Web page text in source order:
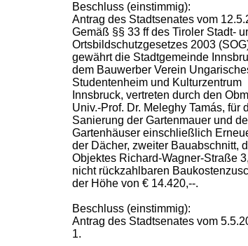
Beschluss (einstimmig):
Antrag des Stadtsenates vom
Gemäß §§ 33 ff des Tiroler Stadt-
Ortsbildschutzgesetzes 2003
gewährt die Stadtgemeinde
dem Bauwerber Verein
Studentenheim und Kulturzentrum
Innsbruck, vertreten durch den
Univ.-Prof. Dr. Meleghy Tamás, für
Sanierung der Gartenmauer und
Gartenhäuser einschließlich
der Dächer, zweiter Bauabschnitt,
Objektes Richard-Wagner-Straße
nicht rückzahlbaren
der Höhe von € 14.420,--.
Beschluss (einstimmig):
Antrag des Stadtsenates vom
1.